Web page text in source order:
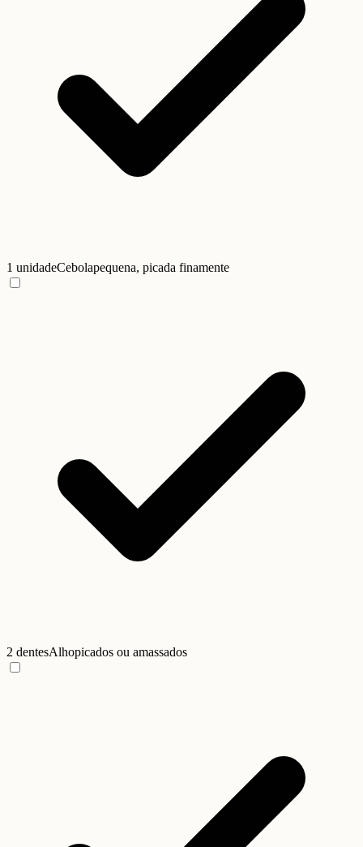
1 unidadeCebolapequena, picada finamente
2 dentesAlhopicados ou amassados